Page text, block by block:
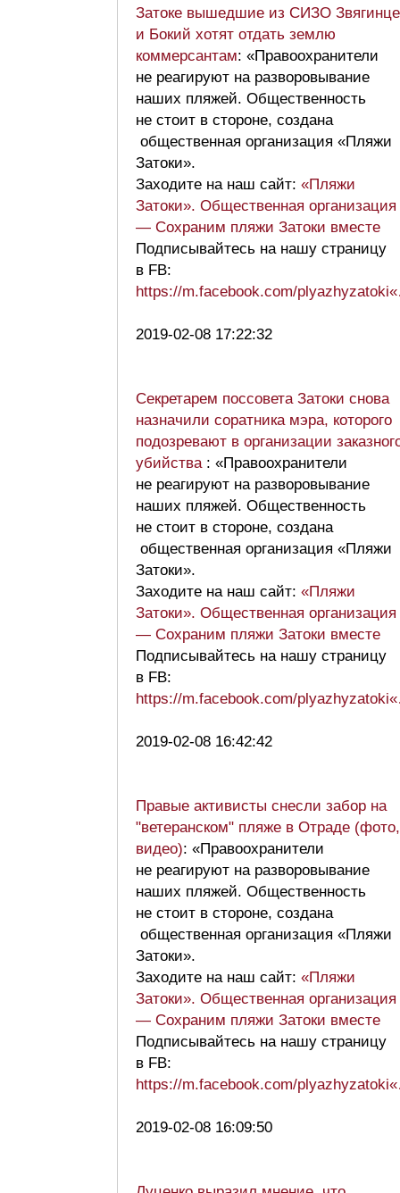
Затоке вышедшие из СИЗО
и Бокий хотят отдать землю
коммерсантам: «Правоохранители
не реагируют на разворовывание
наших пляжей. Общественность
не стоит в стороне, создана
общественная организация «Пляжи
Затоки».
Заходите на наш сайт: «Пляжи
Затоки». Общественная организация
— Сохраним пляжи Затоки вместе
Подписывайтесь на нашу страницу
в FB:
https://m.facebook.com/
2019-02-08 17:22:32
Секретарем поссовета Затоки снова
назначили соратника мэра, которого
подозревают в организации
убийства : «Правоохранители
не реагируют на разворовывание
наших пляжей. Общественность
не стоит в стороне, создана
общественная организация «Пляжи
Затоки».
Заходите на наш сайт: «Пляжи
Затоки». Общественная организация
— Сохраним пляжи Затоки вместе
Подписывайтесь на нашу страницу
в FB:
https://m.facebook.com/
2019-02-08 16:42:42
Правые активисты снесли забор на
"ветеранском" пляже в Отраде (фото,
видео): «Правоохранители
не реагируют на разворовывание
наших пляжей. Общественность
не стоит в стороне, создана
общественная организация «Пляжи
Затоки».
Заходите на наш сайт: «Пляжи
Затоки». Общественная организация
— Сохраним пляжи Затоки вместе
Подписывайтесь на нашу страницу
в FB:
https://m.facebook.com/
2019-02-08 16:09:50